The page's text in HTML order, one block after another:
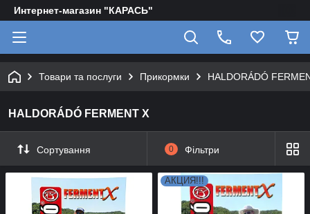
Интернет-магазин "КАРАСЬ"
Товари та послуги Прикормки HALDORÁDÓ
HALDORÁDÓ FERMENT X
Сортування 0 Фільтри
АКЦИЯ!!!